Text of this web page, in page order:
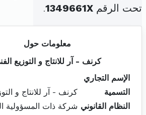
تحت الرقم 1349661X
.
معلومات حول
كرنف - آر للانتاج و التوزيع
الإسم التجاري
التسمية
كرنف - آر للانتاج و
النظام القانوني شركة ذات المسؤولية